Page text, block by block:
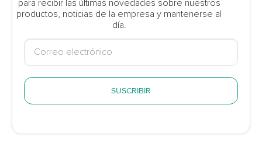
para recibir las últimas novedades sobre nuestros
productos, noticias de la empresa y mantenerse al
día.
SUSCRIBIR